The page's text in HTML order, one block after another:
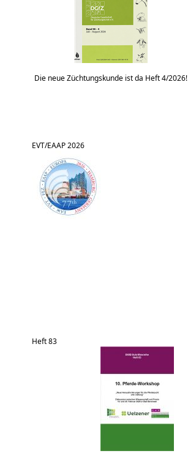
Die neue Züchtungskunde ist da Heft 4/2026!
EVT/EAAP 2026
Heft 83